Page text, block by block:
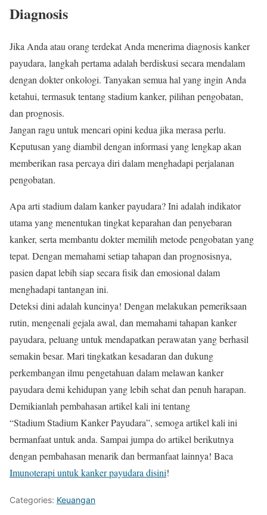
Diagnosis
Jika Anda atau orang terdekat Anda menerima diagnosis kanker
payudara, langkah pertama adalah berdiskusi secara mendalam
dengan dokter onkologi. Tanyakan semua hal yang ingin Anda
ketahui, termasuk tentang stadium kanker, pilihan pengobatan,
dan prognosis.
Jangan ragu untuk mencari opini kedua jika merasa perlu.
Keputusan yang diambil dengan informasi yang lengkap akan
memberikan rasa percaya diri dalam menghadapi perjalanan
pengobatan.
Apa arti stadium dalam kanker payudara? Ini adalah indikator
utama yang menentukan tingkat keparahan dan penyebaran
kanker, serta membantu dokter memilih metode pengobatan yang
tepat. Dengan memahami setiap tahapan dan prognosisnya,
pasien dapat lebih siap secara fisik dan emosional dalam
menghadapi tantangan ini.
Deteksi dini adalah kuncinya! Dengan melakukan pemeriksaan
rutin, mengenali gejala awal, dan memahami tahapan kanker
payudara, peluang untuk mendapatkan perawatan yang berhasil
semakin besar. Mari tingkatkan kesadaran dan dukung
perkembangan ilmu pengetahuan dalam melawan kanker
payudara demi kehidupan yang lebih sehat dan penuh harapan.
Demikianlah pembahasan artikel kali ini tentang
“Stadium Stadium Kanker Payudara”, semoga artikel kali ini
bermanfaat untuk anda. Sampai jumpa do artikel berikutnya
dengan pembahasan menarik dan bermanfaat lainnya! Baca
Imunoterapi untuk kanker payudara disini!
Categories: Keuangan